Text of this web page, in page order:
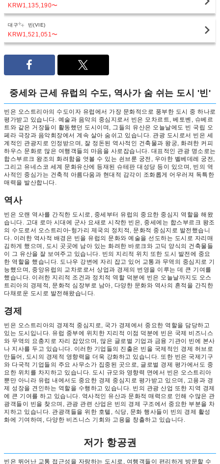
KRW1,135,190〜
대구 빈(VIE)
KRW1,521,051 〜
중세와 근세 유럽의 수도, 역사가 숨 쉬는 도시 '빈'
빈은 오스트리아의 수도이자 유럽에서 가장 문화적으로 풍부한 도시 중 하나로
평가받고 있습니다. 예술과 음악의 중심지로서 빈은 모차르트, 베토벤, 슈베르
트와 같은 거장들이 활동했던 도시이며, 그들의 유산은 오늘날에도 빈 국립 오
페라 극장과 음악회장에서 계속 살아 숨쉬고 있습니다. 관광 도시로서 빈은 세
계적인 관광지로 인정받으며, 잘 정돈된 역사적인 건축물과 왕궁, 화려한 커피
하우스 문화로 많은 여행객들의 마음을 사로잡습니다. 대표적인 관광 명소로는
합스부르크 왕조의 화려함을 엿볼 수 있는 쇤브룬 궁전, 우아한 벨베데레 궁전,
그리고 유네스코 세계 문화유산에 등재된 슈테판 대성당 등이 있으며, 빈의 역
사적인 중심가는 건축적 아름다움과 현대적 감각이 조화롭게 어우러져 독특한
매력을 발산합니다.
역사
빈은 오랜 역사를 간직한 도시로, 중세부터 유럽의 중요한 중심지 역할을 해왔
습니다. 고대 로마 시대에 군사 요새로 시작한 빈은, 중세에는 합스부르크 왕조
의 수도로서 오스트리아-헝가리 제국의 정치적, 문화적 중심지로 발전했습니
다. 이러한 역사적 배경은 빈을 유럽의 문화와 예술을 선도하는 도시로 자리매
김하게 했으며, 도시 곳곳에 남아 있는 화려한 바로크와 고딕 양식의 건축물들
이 그 유산을 잘 보여주고 있습니다. 빈의 지리적 위치 또한 도시 발전에 중요
한 역할을 했습니다. 도나우 강변에 자리 잡고 있어 교통과 무역의 중심지로 기
능했으며, 중앙유럽의 교차로로서 상업과 경제의 번영을 이루는 데 큰 기여를
했습니다. 이러한 지리적 조건과 정치적 역할 덕분에 빈은 오늘날까지도 오스
트리아의 경제적, 문화적 심장부로 남아, 다양한 문화와 역사의 흔적을 간직한
다채로운 도시로 발전해왔습니다.
경제
빈은 오스트리아의 경제적 중심지로, 국가 경제에서 중요한 역할을 담당하고
있는 도시입니다. 유럽 중부에 위치한 지리적 이점 덕분에 빈은 국제 비즈니스
와 무역의 요충지로 자리 잡았으며, 많은 글로벌 기업과 금융 기관이 빈에 본사
나 지사를 두고 있습니다. 이러한 기업들의 진출은 빈을 국제적인 경제 허브로
만들어, 도시의 경제적 영향력을 더욱 강화하고 있습니다. 또한 빈은 국제기구
와 다국적 기업들의 주요 사무소가 집중된 곳으로, 글로벌 경제 평가에서도 중
요한 위치를 차지하고 있습니다. 도시 규모와 영향력 면에서 빈은 오스트리아
뿐만 아니라 유럽 내에서도 중요한 경제 중심지로 평가받고 있으며, 고용과 경
제 성장을 견인하는 역할을 수행하고 있습니다. 빈의 관광 산업 또한 지역 경제
에 큰 기여를 하고 있습니다. 역사적인 유산과 문화적 매력으로 인해 수많은 관
광객들이 빈을 찾으며, 관광 관련 산업은 빈의 경제 구조에서 중요한 부분을 차
지하고 있습니다. 관광객들을 위한 호텔, 식당, 문화 행사들이 빈의 경제 활성
화에 기여하며, 다양한 비즈니스 기회와 고용을 창출하고 있습니다.
저가 항공권
빈은 뛰어난 교통 접근성을 자랑하는 도시로, 여행객들이 편리하게 방문할 수